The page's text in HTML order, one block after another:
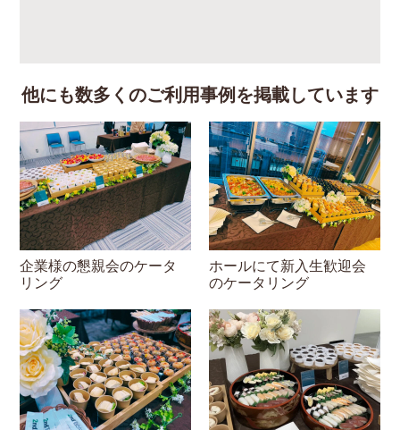
他にも数多くのご利用事例を掲載しています
企業様の懇親会のケータ
リング
ホールにて新入生歓迎会
のケータリング